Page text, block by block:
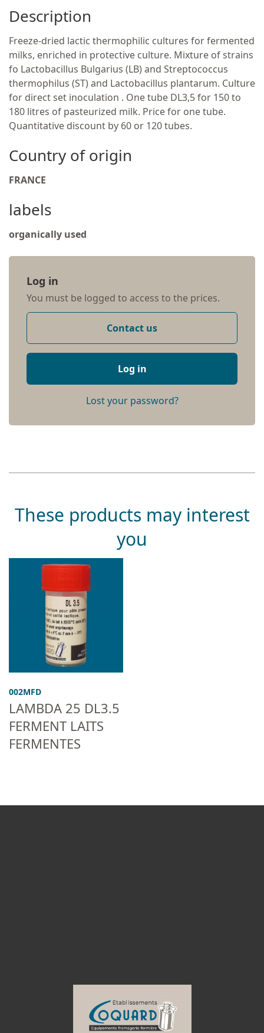
Description
Freeze-dried lactic thermophilic cultures for fermented
milks, enriched in protective culture. Mixture of strains
fo Lactobacillus Bulgarius (LB) and Streptococcus
thermophilus (ST) and Lactobacillus plantarum. Culture
for direct set inoculation . One tube DL3,5 for 150 to
180 litres of pasteurized milk. Price for one tube.
Quantitative discount by 60 or 120 tubes.
Country of origin
FRANCE
labels
organically used
Log in
You must be logged to access to the prices.
Contact us
Log in
Lost your password?
These products may interest
you
002MFD
LAMBDA 25 DL3.5
FERMENT LAITS
FERMENTES